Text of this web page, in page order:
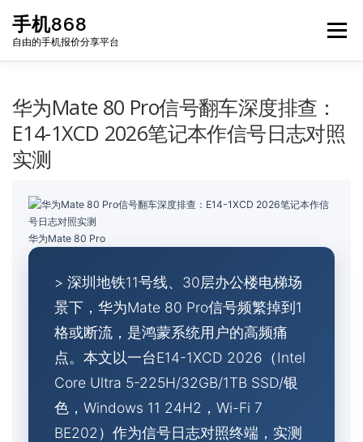
content
手机868
自由的手机报价分享平台
Menu
论坛
华为Mate 80 Pro信号翻车深度排查：
E14-1XCD 2026笔记本作信号日志对照
实测
华为Mate 80 Pro
> 深圳地铁11号线、30层办公楼电梯场
景下，华为Mate 80 Pro信号频繁掉到1
格或断流，是鸿蒙系统用户的高频痛
点。本文以一台E14-1XCD 2026（Intel
Core Ultra 5-225H/32GB/1TB SSD/银
色，Windows 11 24H2，Wi-Fi 7
BE202）作为信号日志对照终端，实测